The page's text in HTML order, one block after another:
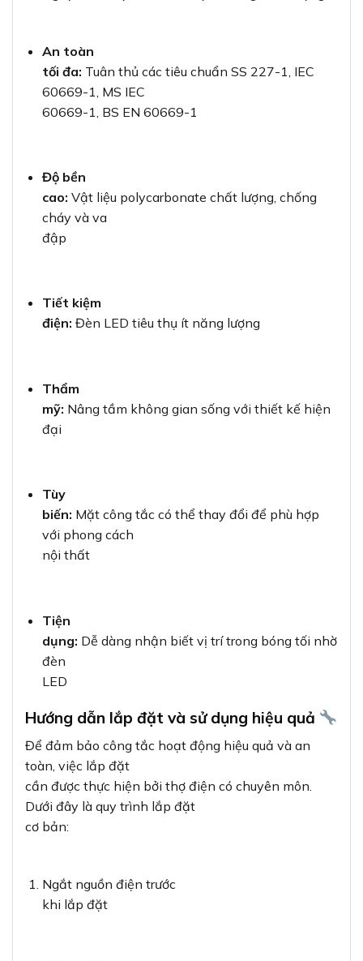
An toàn
tối đa: Tuân thủ các tiêu chuẩn SS 227-1, IEC
60669-1, MS IEC
60669-1, BS EN 60669-1
Độ bền
cao: Vật liệu polycarbonate chất lượng, chống
cháy và va
đập
Tiết kiệm
điện: Đèn LED tiêu thụ ít năng lượng
Thẩm
mỹ: Nâng tầm không gian sống với thiết kế hiện
đại
Tùy
biến: Mặt công tắc có thể thay đổi để phù hợp
với phong cách
nội thất
Tiện
dụng: Dễ dàng nhận biết vị trí trong bóng tối nhờ
đèn
LED
Hướng dẫn lắp đặt và sử dụng hiệu quả
Để đảm bảo công tắc hoạt động hiệu quả và an
toàn, việc lắp đặt
cần được thực hiện bởi thợ điện có chuyên môn.
Dưới đây là quy trình lắp đặt
cơ bản:
Ngắt nguồn điện trước
khi lắp đặt